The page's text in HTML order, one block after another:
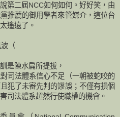
第二屆NCC如何如何。好好笑，由
推薦的御用學者來管媒介，這位台
遙遠了。
（
是陳水扁所提拔，
司法體系信心不足（一朝被蛇咬的
犯了未審先判的謬誤；不僅有損個
司法體系超然行使職權的機會。